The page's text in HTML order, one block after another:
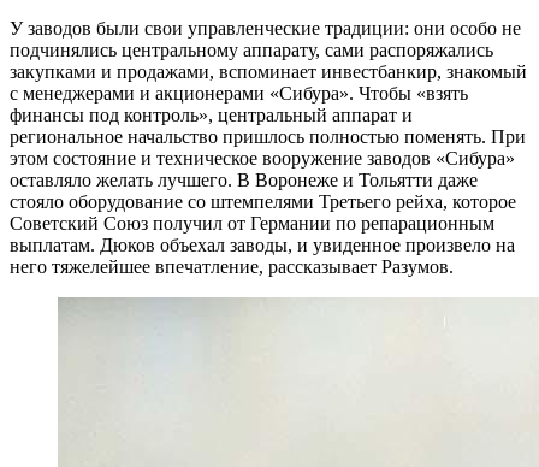
У заводов были свои управленческие традиции: они особо не
подчинялись центральному аппарату, сами распоряжались
закупками и продажами, вспоминает инвестбанкир, знакомый
с менеджерами и акционерами «Сибура». Чтобы «взять
финансы под контроль», центральный аппарат и
региональное начальство пришлось полностью поменять. При
этом состояние и техническое вооружение заводов «Сибура»
оставляло желать лучшего. В Воронеже и Тольятти даже
стояло оборудование со штемпелями Третьего рейха, которое
Советский Союз получил от Германии по репарационным
выплатам. Дюков объехал заводы, и увиденное произвело на
него тяжелейшее впечатление, рассказывает Разумов.